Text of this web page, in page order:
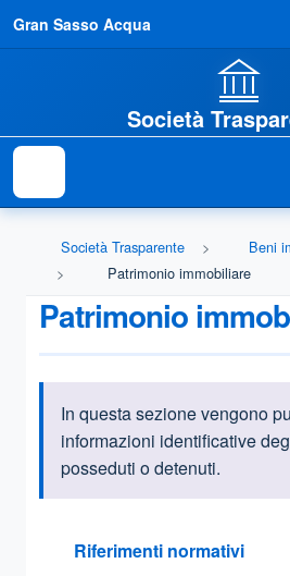
Gran Sasso Acqua
Società
Società Trasparente
Patrimonio immobiliare
Patrimonio
Informazioni
In questa sezione vengono
informazioni identificative
posseduti o detenuti.
Riferimenti normativi
Sezione compressa